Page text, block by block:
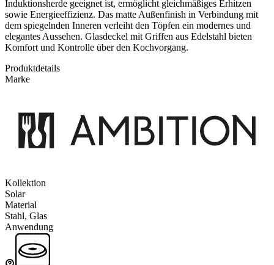
Induktionsherde geeignet ist, ermöglicht gleichmäßiges Erhitzen
sowie Energieeffizienz. Das matte Außenfinish in Verbindung mit
dem spiegelnden Inneren verleiht den Töpfen ein modernes und
elegantes Aussehen. Glasdeckel mit Griffen aus Edelstahl bieten
Komfort und Kontrolle über den Kochvorgang.
Produktdetails
Marke
Kollektion
Solar
Material
Stahl, Glas
Anwendung